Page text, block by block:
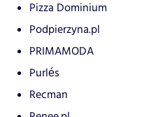
Pizza Dominium
Podpierzyna.pl
PRIMAMODA
Purlés
Recman